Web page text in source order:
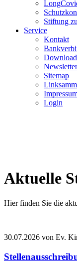
Stiftung
Service
Kontakt
Newsletter
Sitemap
Login
Aktuelle
Hier finden Sie die
30.07.2026 von Ev.